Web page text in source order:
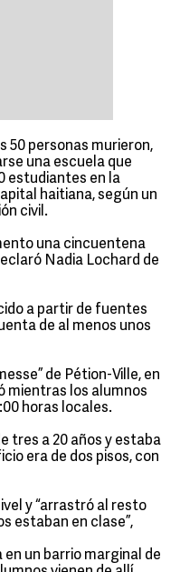
50 personas murieron,
una escuela que
estudiantes en la
haitiana, según un
civil.
una cincuentena
Nadia Lochard de
a partir de fuentes
de al menos unos
de Pétion-Ville, en
mientras los alumnos
horas locales.
tres a 20 años y estaba
era de dos pisos, con
y “arrastró al resto
estaban en clase”,
un barrio marginal de